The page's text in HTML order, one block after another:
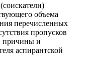
объема
перечисленных
пропусков
причины и
аспирантской